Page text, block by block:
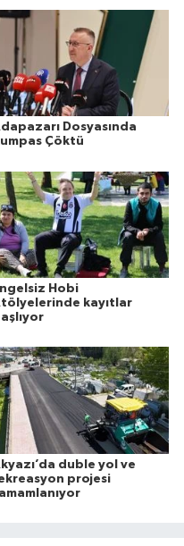
Dosyasında
Çöktü
Hobi
kayıtlar
duble yol ve
projesi